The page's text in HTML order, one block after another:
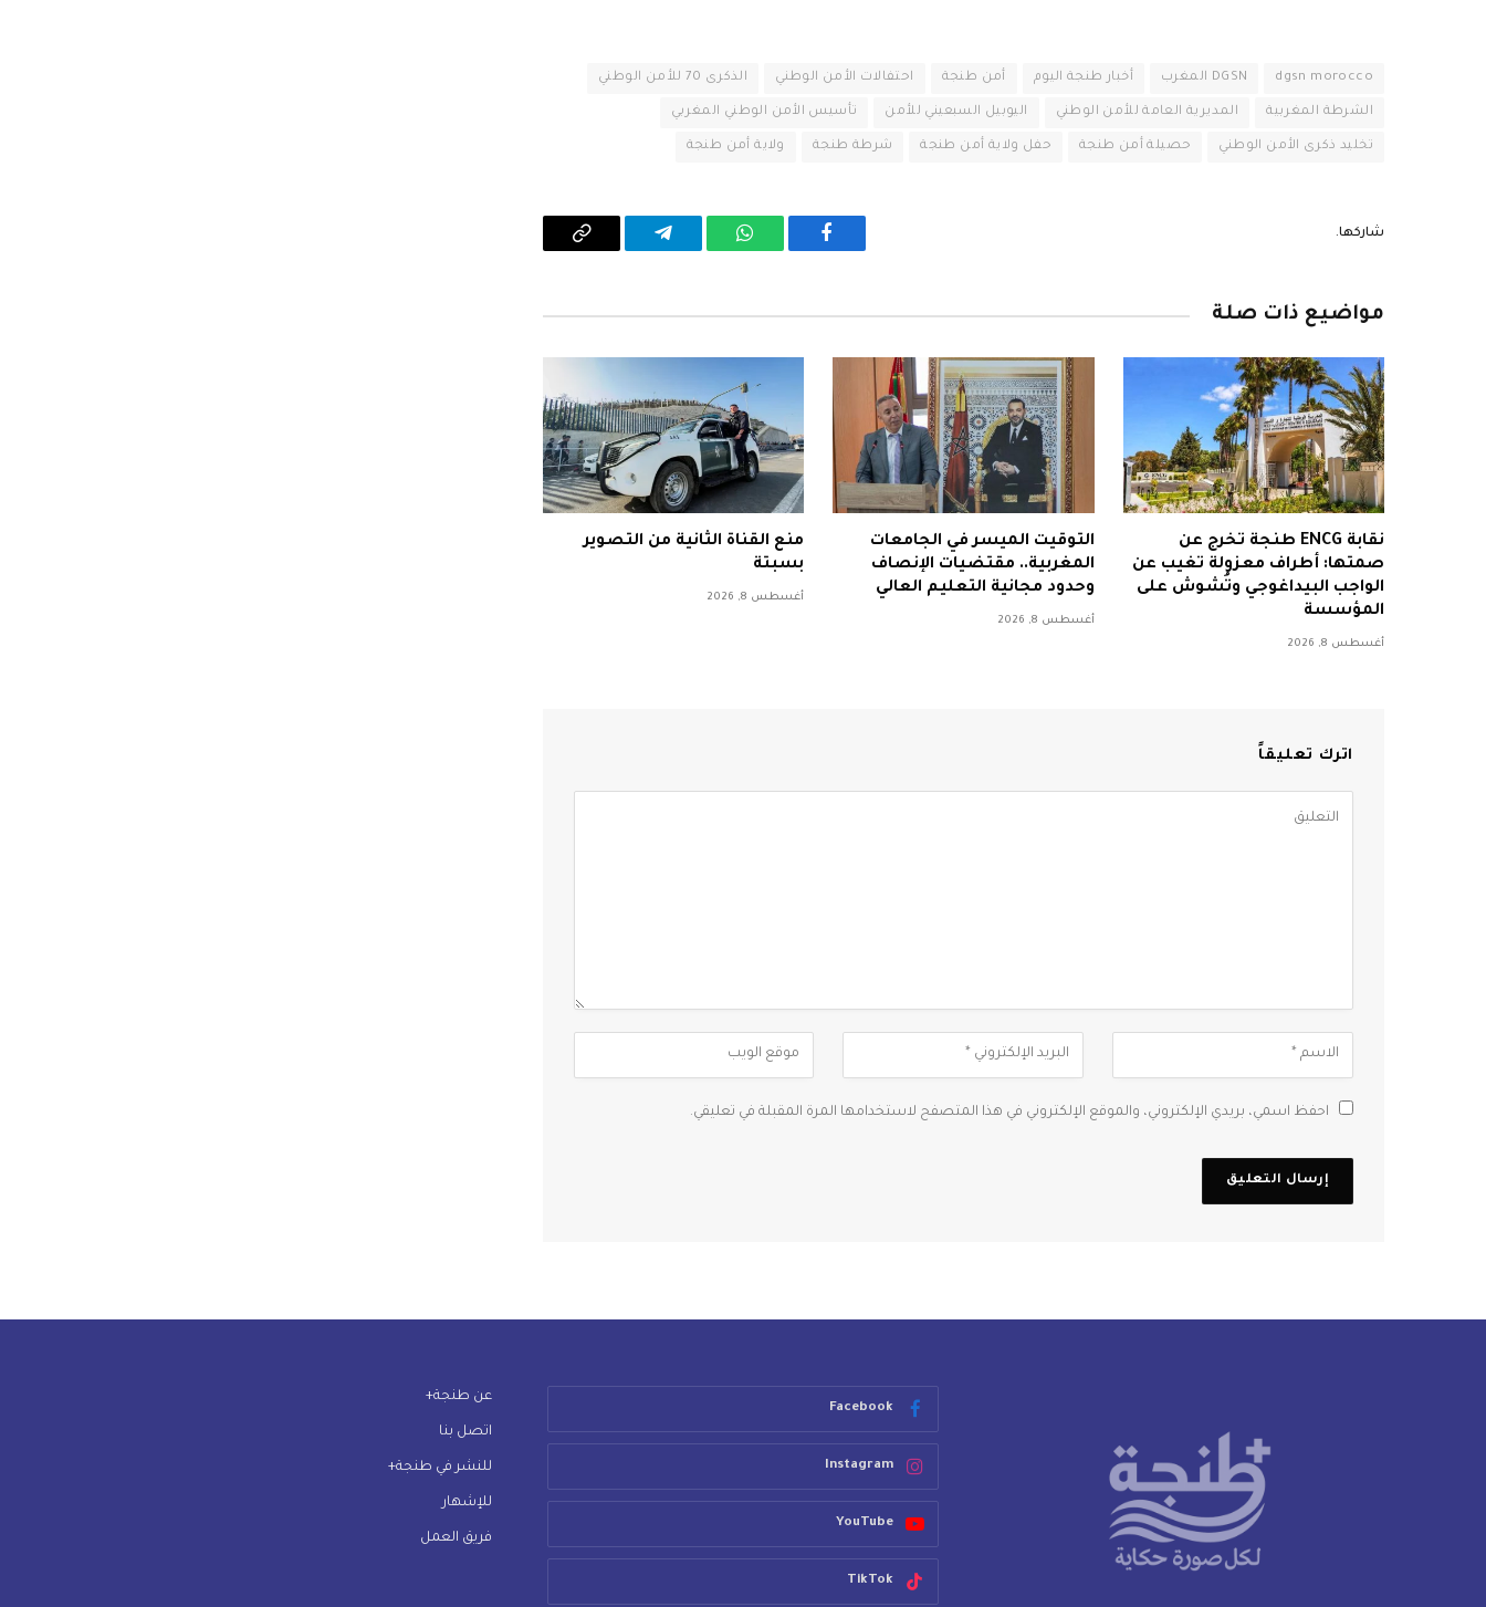
dgsn morocco DGSN المغرب أخبار طنجة اليوم أمن طنجة احتفالات الأمن الوطني الذكرى 70 للأمن الوطني
الشرطة المغربية المديرية العامة للأمن الوطني اليوبيل السبعيني للأمن تأسيس الأمن الوطني المغربي
تخليد ذكرى الأمن الوطني حصيلة أمن طنجة حفل ولاية أمن طنجة شرطة طنجة ولاية أمن طنجة
شاركها.
فيسبوك واتساب تيلقرام
Copy
مواضيع ذات صلة
نقابة ENCG طنجة تخرج عن
صمتها: أطراف معزولة تغيب عن
الواجب البيداغوجي وتُشوش على
المؤسسة
أغسطس 8, 2026
التوقيت الميسر في الجامعات
المغربية.. مقتضيات الإنصاف
وحدود مجانية التعليم العالي
أغسطس 8, 2026
منع القناة الثانية من التصوير
بسبتة
أغسطس 8, 2026
اترك تعليقاً
احفظ اسمي، بريدي الإلكتروني، والموقع الإلكتروني في هذا المتصفح لاستخدامها المرة المقبلة في تعليقي.
Facebook
Instagram
YouTube
TikTok
عن طنجة+
اتصل بنا
للنشر في طنجة+
للإشهار
فريق العمل